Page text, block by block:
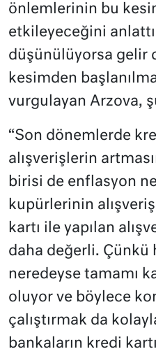
önlemlerinin bu
etkileyeceğini
düşünülüyorsa gelir
kesimden
vurgulayan Arzova,
“Son dönemlerde
alışverişlerin
birisi de enflasyon
kupürlerinin
kartı ile yapılan
daha değerli. Çünkü
neredeyse tamamı
oluyor ve böylece
çalıştırmak da
bankaların kredi